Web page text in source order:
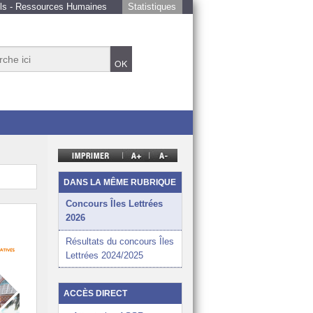
- Ressources Humaines Statistiques
éducatif de la NC
de tous les élèves
l’École calédonienne
de travail favorable, des élèves épanouis
sur la région Océanie et le monde
l’année
DANS LA MÊME RUBRIQUE
Concours Îles Lettrées
2026
Résultats du concours Îles
Lettrées 2024/2025
ACCÈS DIRECT